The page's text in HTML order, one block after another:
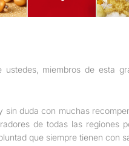
miembros de esta
duda con muchas
de todas las regiones
que siempre tienen con